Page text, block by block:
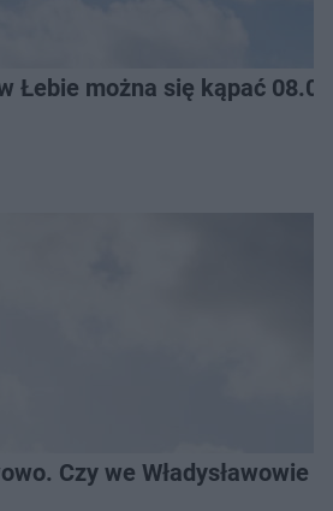
Łebie można się kąpać
Czy we